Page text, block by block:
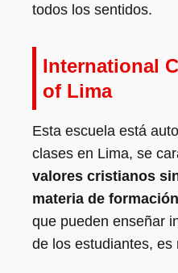
todos los sentidos.
International
of Lima
Esta escuela está
clases en Lima, se
valores cristianos
materia de formación
que pueden enseñar
de los estudiantes, es